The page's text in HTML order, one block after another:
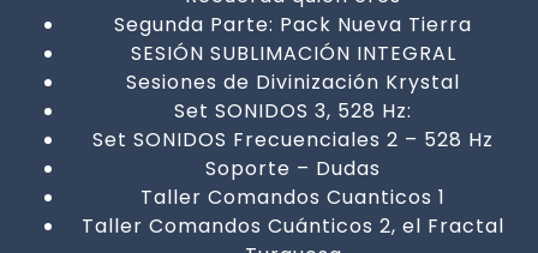
Segunda Parte: Pack Nueva Tierra
SESIÓN SUBLIMACIÓN INTEGRAL
Sesiones de Divinización Krystal
Set SONIDOS 3, 528 Hz:
Set SONIDOS Frecuenciales 2 – 528 Hz
Soporte – Dudas
Taller Comandos Cuanticos 1
Taller Comandos Cuánticos 2, el Fractal